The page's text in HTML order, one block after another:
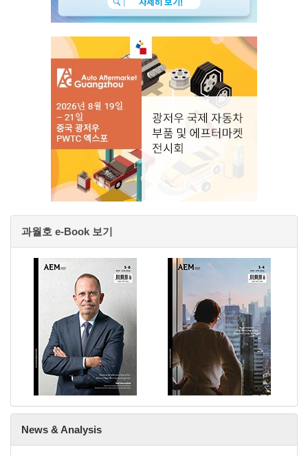
과월호 e-Book 보기
News & Analysis